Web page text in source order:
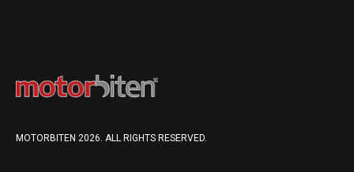
MOTORBITEN 2026. ALL RIGHTS RESERVED.